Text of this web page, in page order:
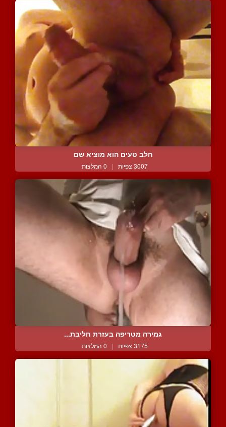
חלב טעים הוא מוציא שם
3007 צפיות | 0 המלצות
גמירה מטריפה בעזרת חליבת...
3175 צפיות | 0 המלצות